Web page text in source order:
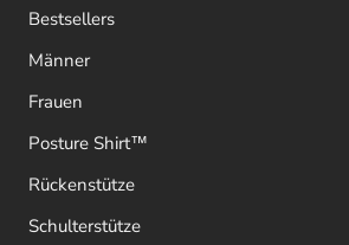
Bestsellers
Männer
Frauen
Posture Shirt™
Rückenstütze
Schulterstütze